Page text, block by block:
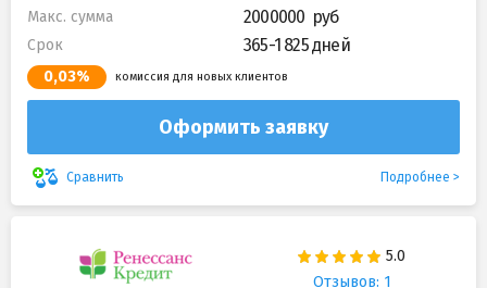
Макс. сумма 2000000
Срок 365-1 825 дней
0,03% комиссия для новых клиентов
Оформить заявку
Сравнить Подробнее
Отзывов: 1